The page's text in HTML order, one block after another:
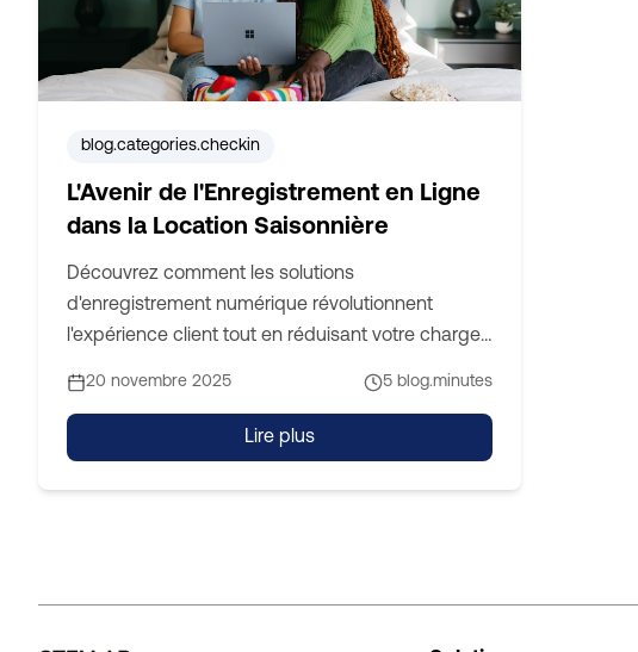
blog.categories.checkin
L'Avenir de l'Enregistrement en Ligne
dans la Location Saisonnière
Découvrez comment les solutions
d'enregistrement numérique révolutionnent
l'expérience client tout en réduisant votre charge
20 novembre 2025 5 blog.minutes
Lire plus